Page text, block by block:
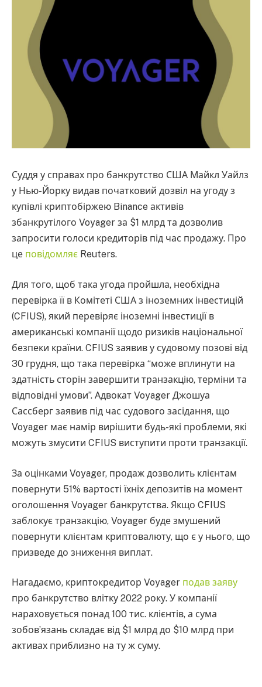
Суддя у справах про банкрутство США Майкл Уайлз
у Нью-Йорку видав початковий дозвіл на угоду з
купівлі криптобіржею Binance активів
збанкрутілого Voyager за $1 млрд та дозволив
запросити голоси кредиторів під час продажу. Про
це повідомляє Reuters.
Для того, щоб така угода пройшла, необхідна
перевірка її в Комітеті США з іноземних інвестицій
(CFIUS), який перевіряє іноземні інвестиції в
американські компанії щодо ризиків національної
безпеки країни. CFIUS заявив у судовому позові від
30 грудня, що така перевірка “може вплинути на
здатність сторін завершити транзакцію, терміни та
відповідні умови”. Адвокат Voyager Джошуа
Сассберг заявив під час судового засідання, що
Voyager має намір вирішити будь-які проблеми, які
можуть змусити CFIUS виступити проти транзакції.
За оцінками Voyager, продаж дозволить клієнтам
повернути 51% вартості їхніх депозитів на момент
оголошення Voyager банкрутства. Якщо CFIUS
заблокує транзакцію, Voyager буде змушений
повернути клієнтам криптовалюту, що є у нього, що
призведе до зниження виплат.
Нагадаємо, криптокредитор Voyager подав заяву
про банкрутство влітку 2022 року. У компанії
нараховується понад 100 тис. клієнтів, а сума
зобов’язань складає від $1 млрд до $10 млрд при
активах приблизно на ту ж суму.